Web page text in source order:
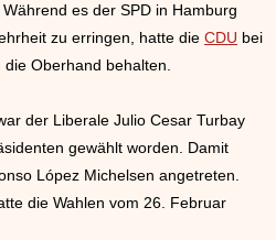
es der SPD in Hamburg
zu erringen, hatte die CDU bei
Oberhand behalten.
der Liberale Julio Cesar Turbay
gewählt worden. Damit
López Michelsen angetreten.
die Wahlen vom 26. Februar